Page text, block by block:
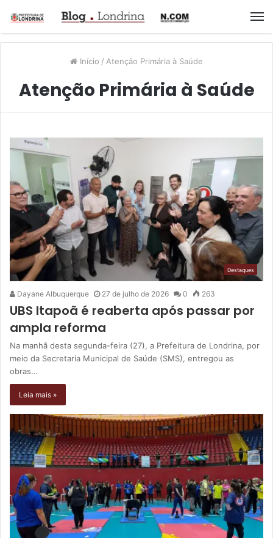
Início / Atenção Primária à Saúde
Atenção Primária à Saúde
Destaques
Dayane Albuquerque 27 de julho de 2026 0 263
UBS Itapoã é reaberta após passar por
ampla reforma
Na manhã desta segunda-feira (27), a Prefeitura de Londrina, por
meio da Secretaria Municipal de Saúde (SMS), entregou as
obras…
Leia mais »